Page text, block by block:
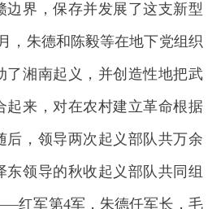
边界，保存并发展了这支新型
，朱德和陈毅等在地下党组织
了湘南起义，并创造性地把武
起来，对在农村建立革命根据
后，领导两次起义部队共万余
东领导的秋收起义部队共同组
红军第4军，朱德任军长，毛